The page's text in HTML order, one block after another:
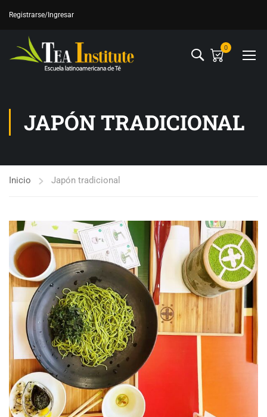
Registrarse/Ingresar
0
JAPÓN TRADICIONAL
Inicio Japón tradicional